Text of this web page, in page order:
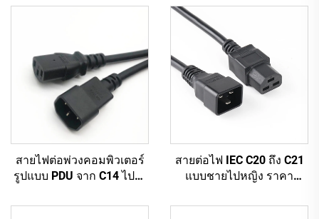
สายไฟต่อพ่วงคอมพิวเตอร์
รูปแบบ PDU จาก C14 ไปยัง
สายต่อไฟฟ้าคอมพิวเตอร์สี
สายต่อไฟ IEC C20 ถึง C21
แบบชายไปหญิง ราคา
สำหรับ PDU/UPS